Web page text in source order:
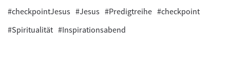
#checkpointJesus #Jesus #Predigtreihe #checkpoint
#Spiritualität #Inspirationsabend